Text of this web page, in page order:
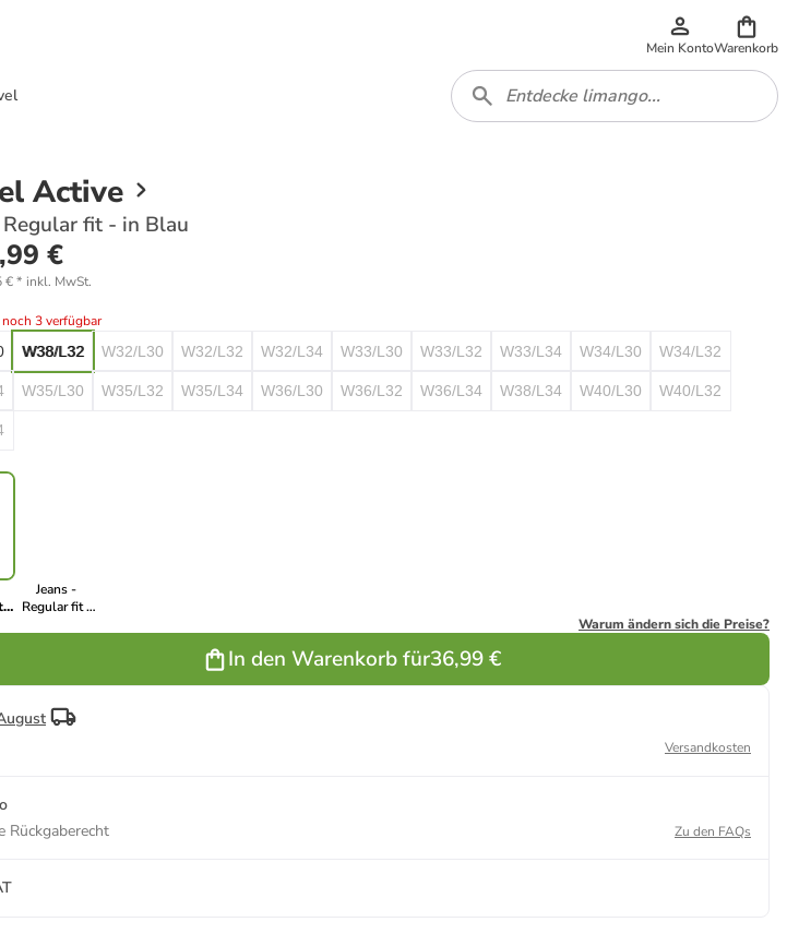
Mein KontoWarenkorb
Active
Regular fit - in Blau
€
€* inkl. MwSt.
3 verfügbar
W38/L32 W32/L30 W32/L32 W32/L34 W33/L30 W33/L32 W33/L34 W34/L30 W34/L32
W35/L30 W35/L32 W35/L34 W36/L30 W36/L32 W36/L34 W38/L34 W40/L30 W40/L32
-
Jeans -
Regular fit -
Warum ändern sich die Preise?
In den Warenkorb für36,99 €
Versandkosten
Rückgaberecht
Zu den FAQs